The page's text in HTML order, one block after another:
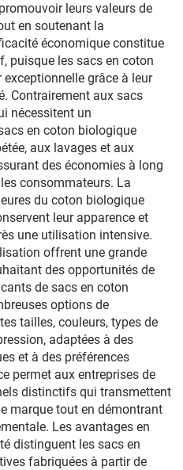
leurs valeurs de
en soutenant la
économique constitue
puisque les sacs en coton
grâce à leur
Contrairement aux sacs
nécessitent un
en coton biologique
aux lavages et aux
des économies à long
consommateurs. La
du coton biologique
leur apparence et
une utilisation intensive.
offrent une grande
des opportunités de
de sacs en coton
options de
tailles, couleurs, types de
adaptées à des
et à des préférences
permet aux entreprises de
distinctifs qui transmettent
marque tout en démontrant
Les avantages en
distinguent les sacs en
fabriquées à partir de